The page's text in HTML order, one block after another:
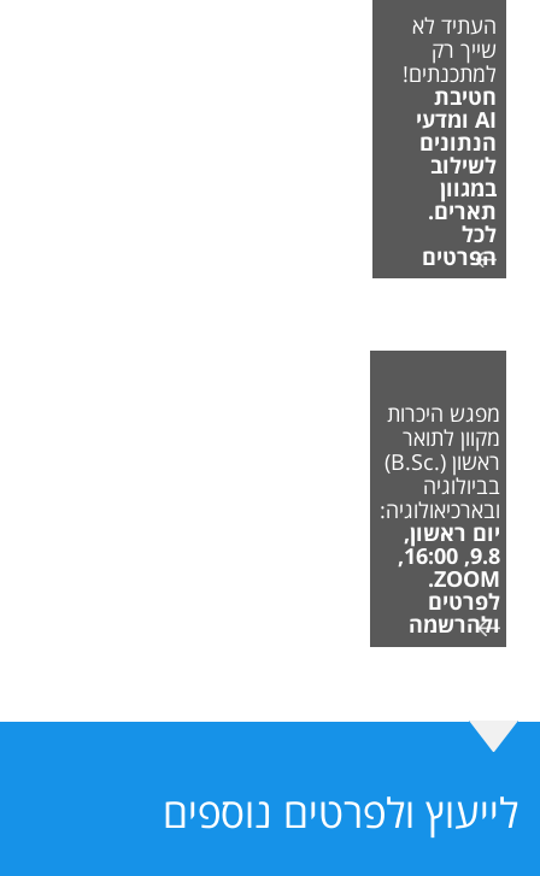
העתיד לא
שייך רק
למתכנתים!
חטיבת
AI ומדעי
הנתונים
לשילוב
במגוון
תארים.
לכל
הפרטים
מפגש היכרות
מקוון לתואר
ראשון (.B.Sc)
בביולוגיה
ובארכיאולוגיה:
יום ראשון,
9.8, 16:00,
ZOOM.
לפרטים
ולהרשמה
לייעוץ ולפרטים נוספים